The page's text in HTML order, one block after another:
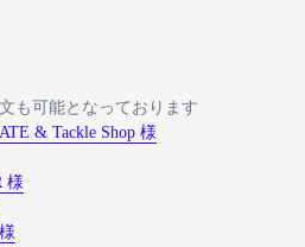
も可能となっております
& Tackle Shop 様
様